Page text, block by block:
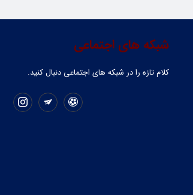
شبکه های اجتماعی
کلام تازه را در شبکه ‌های اجتماعی دنبال کنید.